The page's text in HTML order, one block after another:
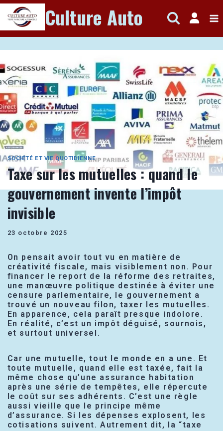
Aller
au
contenu
Culture Auto
SOCIÉTÉ ET VIE QUOTIDIENNE
Taxe sur les mutuelles : quand le
gouvernement invente l’impôt
invisible
23 octobre 2025
On pensait avoir tout vu en matière de
créativité fiscale, mais visiblement non. Pour
financer le report de la réforme des retraites,
une manœuvre politique destinée à éviter une
censure parlementaire, le gouvernement a
trouvé un nouveau filon, taxer les mutuelles.
En apparence, cela paraît presque indolore.
En réalité, c’est un impôt déguisé, sournois,
et surtout universel.
Car une mutuelle, tout le monde en a une. Et
toute mutuelle, quand elle est taxée, fait la
même chose qu’une assurance habitation
après une série de tempêtes, elle répercute
le coût sur ses adhérents. C’est une règle
aussi vieille que le principe même
d’assurance. Si les dépenses explosent, les
cotisations suivent. Autrement dit, la “taxe